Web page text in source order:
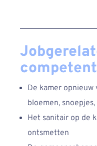
De kamer opnieuw
bloemen,
Het sanitair op de
ontsmetten